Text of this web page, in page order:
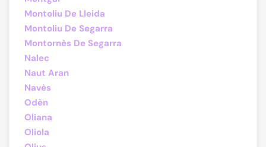
Montoliu De Lleida
Montoliu De Segarra
Montornès De Segarra
Nalec
Naut Aran
Navès
Odèn
Oliana
Oliola